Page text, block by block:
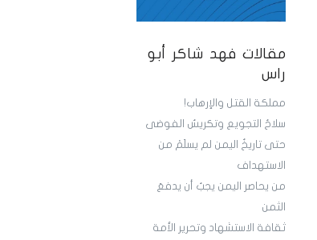
مقالات فهد شاكر أبو
راس
مملكة القتل والإرهاب!
سلاحُ التجويع وتكريسُ الفوضى
حتى تاريخُ اليمن لم يسلَمْ من
الاستهداف
من يحاصر اليمن يجبُ أن يدفعَ
الثمن
ثقافة الاستشهاد وتحرير الأمة